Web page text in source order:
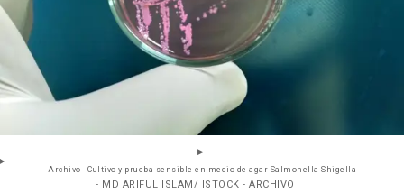
Archivo - Cultivo y prueba sensible en medio de agar Salmonella Shigella
- MD ARIFUL ISLAM/ ISTOCK - ARCHIVO